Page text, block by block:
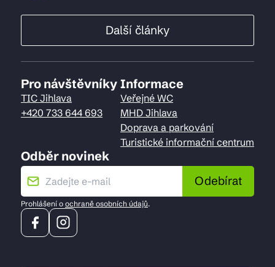
Další články
Pro návštěvníky
TIC Jihlava
+420 733 644 693
Informace
Veřejné WC
MHD Jihlava
Doprava a parkování
Turistické informační centrum
Odběr novinek
Odebírat
Prohlášení o ochraně osobních údajů.